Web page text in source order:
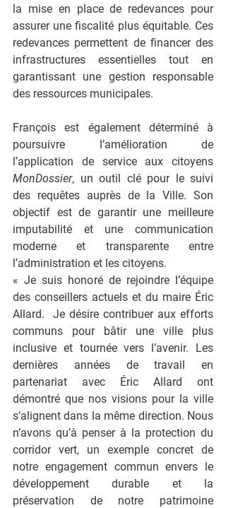
la mise en place de redevances pour
assurer une fiscalité plus équitable. Ces
redevances permettent de financer des
infrastructures essentielles tout en
garantissant une gestion responsable
des ressources municipales.
François est également déterminé à
poursuivre l’amélioration de
MonDossier, un outil clé pour le suivi
des requêtes auprès de la Ville. Son
objectif est de garantir une meilleure
imputabilité et une communication
moderne et transparente entre
l’administration et les citoyens.
« Je suis honoré de rejoindre l’équipe
des conseillers actuels et du maire Éric
Allard.  Je désire contribuer aux efforts
communs pour bâtir une ville plus
inclusive et tournée vers l’avenir. Les
dernières années de travail en
partenariat avec Éric Allard ont
démontré que nos visions pour la ville
s’alignent dans la même direction. Nous
n’avons qu’à penser à la protection du
corridor vert, un exemple concret de
notre engagement commun envers le
développement durable et la
préservation de notre patrimoine